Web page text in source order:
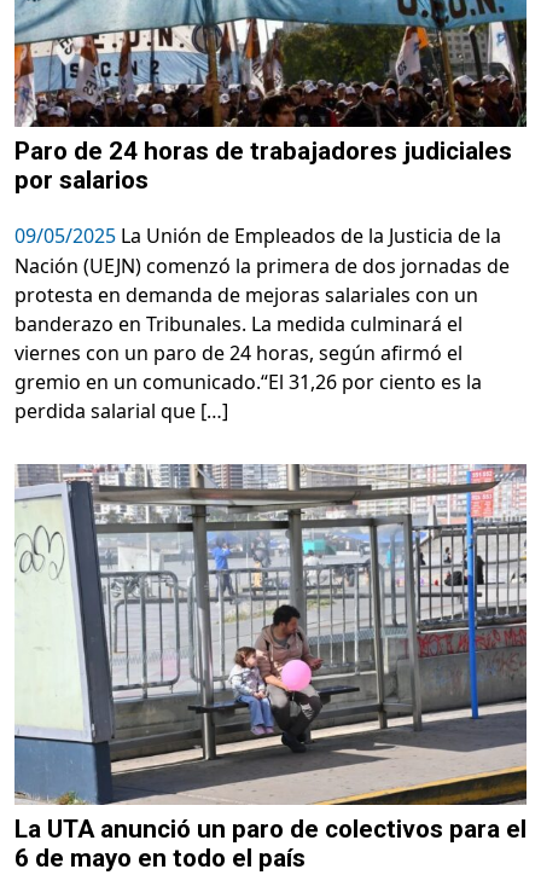
Paro de 24 horas de trabajadores judiciales
por salarios
09/05/2025 La Unión de Empleados de la Justicia de la
Nación (UEJN) comenzó la primera de dos jornadas de
protesta en demanda de mejoras salariales con un
banderazo en Tribunales. La medida culminará el
viernes con un paro de 24 horas, según afirmó el
gremio en un comunicado.“El 31,26 por ciento es la
perdida salarial que […]
La UTA anunció un paro de colectivos para el
6 de mayo en todo el país